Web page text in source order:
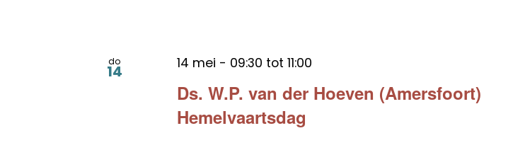
do
14
Ds. W.P. van der Hoeven (Amersfoort)
Hemelvaartsdag
14 mei - 09:30 tot 11:00